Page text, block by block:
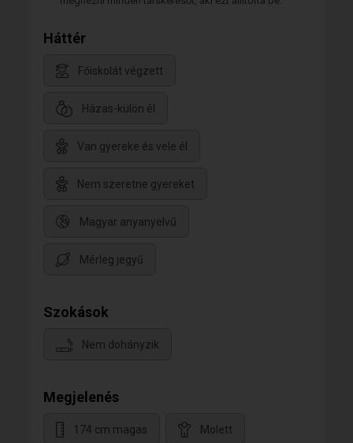
Háttér
Főiskolát végzett
Házas-külön él
Van gyereke és vele él
Nem szeretne gyereket
Magyar anyanyelvű
Mérleg jegyű
Szokások
Nem dohányzik
Megjelenés
174 cm magas Molett